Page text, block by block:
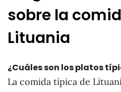
sobre la
Lituania
¿Cuáles son los platos
La comida típica de